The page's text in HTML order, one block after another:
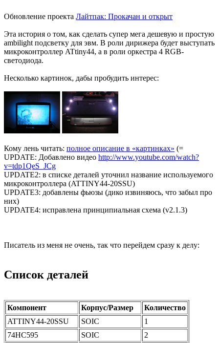
Обновление проекта Лайтпак: Прокачан и открыт
Эта история о том, как сделать супер мега дешевую и простую
ambilight подсветку для эвм. В роли дирижера будет выступать
микроконтроллер ATtiny44, а в роли оркестра 4 RGB-
светодиода.
Несколько картинок, дабы пробудить интерес:
Кому лень читать: полное описание в «картинках» (=
UPDATE: Добавлено видео http://www.youtube.com/watch?
v=tdp1QeS_JCg
UPDATE2: в списке деталей уточнил название используемого
микроконтроллера (ATTINY44-20SSU)
UPDATE3: добавлены фьюзы (дико извиняюсь, что забыл про
них)
UPDATE4: исправлена принципиальная схема (v2.1.3)
Писатель из меня не очень, так что перейдем сразу к делу:
Список деталей
Компонент Корпус/Размер
Количество
ATTINY44-20SSU
SOIC
1
74HC595
SOIC
2